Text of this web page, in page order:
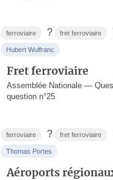
ferroviaire ? fret ferroviaire
Hubert Wulfranc
Fret ferroviaire
Assemblée Nationale —
question n°25
ferroviaire ? fret ferroviaire
Thomas Portes
Aéroports